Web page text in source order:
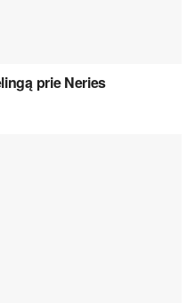
prie Neries